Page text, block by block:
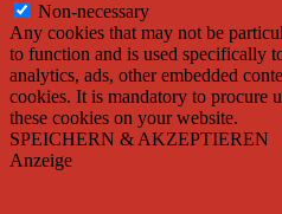
Non-necessary
Any cookies that may not be
to function and is used specifically
analytics, ads, other embedded
cookies. It is mandatory to procure
these cookies on your website.
SPEICHERN & AKZEPTIEREN
Anzeige